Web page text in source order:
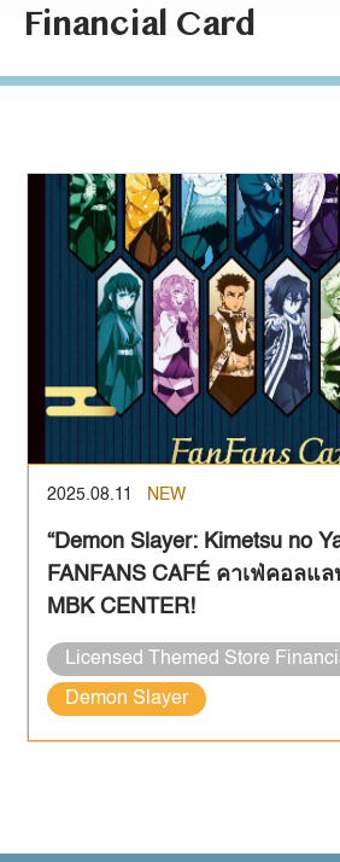
Financial Card
2025.08.11 NEW
“Demon Slayer: Kimetsu no
FANFANS CAFÉ คาเฟ่คอลแ
MBK CENTER!
Licensed Themed Store
Demon Slayer